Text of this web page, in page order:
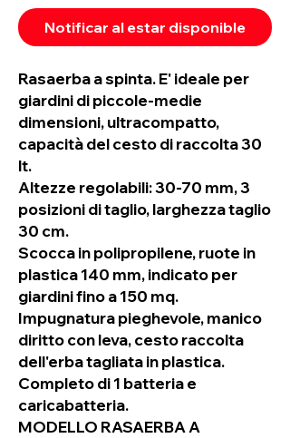
Notificar al estar disponible
Rasaerba a spinta. E' ideale per
giardini di piccole-medie
dimensioni, ultracompatto,
capacità del cesto di raccolta 30
lt.
Altezze regolabili: 30-70 mm, 3
posizioni di taglio, larghezza taglio
30 cm.
Scocca in polipropilene, ruote in
plastica 140 mm, indicato per
giardini fino a 150 mq.
Impugnatura pieghevole, manico
diritto con leva, cesto raccolta
dell'erba tagliata in plastica.
Completo di 1 batteria e
caricabatteria.
MODELLO RASAERBA A